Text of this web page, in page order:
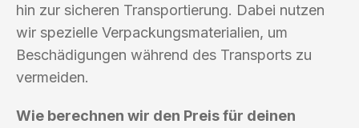
hin zur sicheren Transportierung. Dabei nutzen
wir spezielle Verpackungsmaterialien, um
Beschädigungen während des Transports zu
vermeiden.
Wie berechnen wir den Preis für deinen